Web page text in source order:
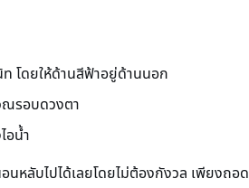
โดยให้ด้านสีฟ้าอยู่ด้านนอก
ณรอบดวงตา
อน้ำ
นหลับไปได้เลยโดยไม่ต้องกังวล เพีย